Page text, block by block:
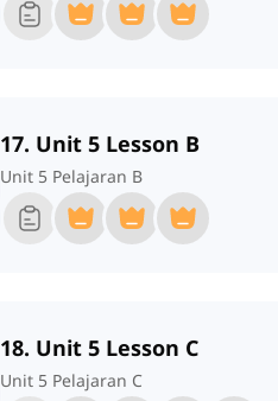
17. Unit 5 Lesson B
Unit 5 Pelajaran B
18. Unit 5 Lesson C
Unit 5 Pelajaran C